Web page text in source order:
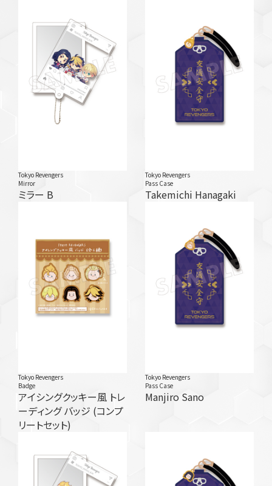
Tokyo Revengers
Mirror
ミラー B
Tokyo Revengers
Pass Case
Takemichi Hanagaki
Tokyo Revengers
Badge
アイシングクッキー風 トレ
ーディング バッジ (コンプ
リートセット)
Tokyo Revengers
Pass Case
Manjiro Sano